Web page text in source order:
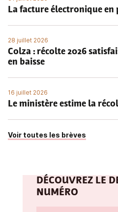
La facture électronique en
28 juillet 2026
Colza : récolte 2026
en baisse
16 juillet 2026
Le ministère estime la
Voir toutes les brèves
DÉCOUVREZ LE
NUMÉRO